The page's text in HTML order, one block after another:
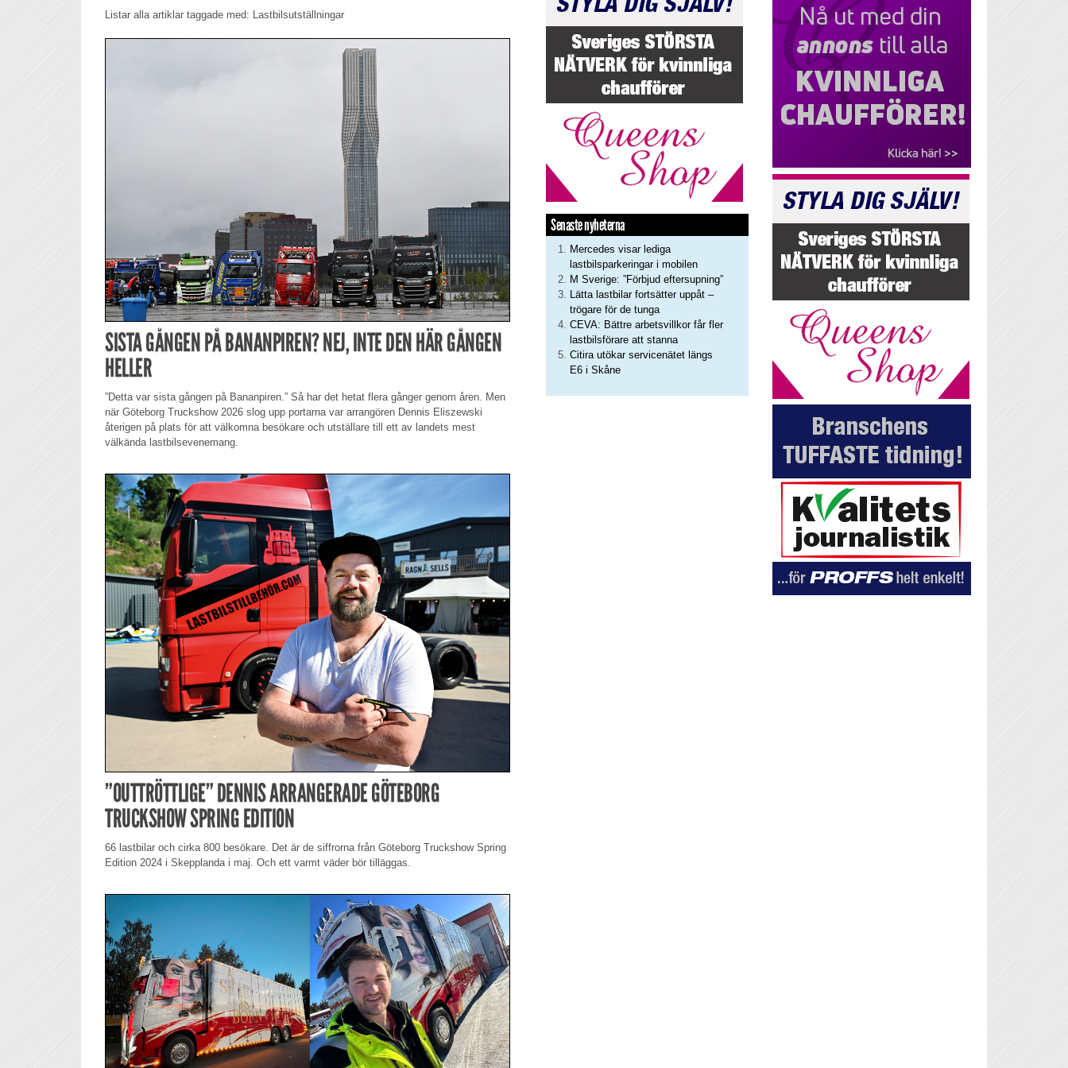
Listar alla artiklar taggade med: Lastbilsutställningar
SISTA GÅNGEN PÅ BANANPIREN? NEJ, INTE DEN HÄR GÅNGEN
HELLER
”Detta var sista gången på Bananpiren.” Så har det hetat flera gånger genom åren. Men
när Göteborg Truckshow 2026 slog upp portarna var arrangören Dennis Eliszewski
återigen på plats för att välkomna besökare och utställare till ett av landets mest
välkända lastbilsevenemang.
”OUTTRÖTTLIGE” DENNIS ARRANGERADE GÖTEBORG
TRUCKSHOW SPRING EDITION
66 lastbilar och cirka 800 besökare. Det är de siffrorna från Göteborg Truckshow Spring
Edition 2024 i Skepplanda i maj. Och ett varmt väder bör tilläggas.
Senaste nyheterna
Mercedes visar lediga
lastbilsparkeringar i mobilen
M Sverige: ”Förbjud eftersupning”
Lätta lastbilar fortsätter uppåt –
trögare för de tunga
CEVA: Bättre arbetsvillkor får fler
lastbilsförare att stanna
Citira utökar servicenätet längs
E6 i Skåne